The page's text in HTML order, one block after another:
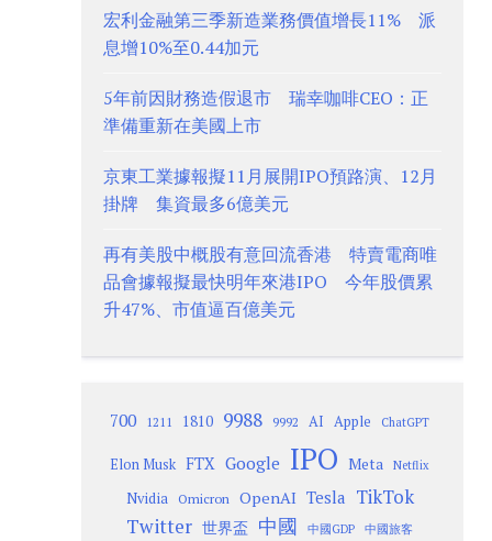
宏利金融第三季新造業務價值增長11% 派
息增10%至0.44加元
5年前因財務造假退市 瑞幸咖啡CEO：正
準備重新在美國上市
京東工業據報擬11月展開IPO預路演、12月
掛牌 集資最多6億美元
再有美股中概股有意回流香港 特賣電商唯
品會據報擬最快明年來港IPO 今年股價累
升47%、市值逼百億美元
700 1211 1810 9988 9992 AI Apple ChatGPT
Elon Musk FTX Google IPO Meta Netflix
Nvidia Omicron OpenAI Tesla TikTok
Twitter 世界盃 中國 中國GDP 中國旅客